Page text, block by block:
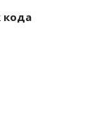
кода